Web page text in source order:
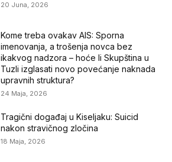
20 Juna, 2026
Kome treba ovakav AIS: Sporna
imenovanja, a trošenja novca bez
ikakvog nadzora – hoće li Skupština u
Tuzli izglasati novo povećanje naknada
upravnih struktura?
24 Maja, 2026
Tragični događaj u Kiseljaku: Suicid
nakon stravičnog zločina
18 Maja, 2026